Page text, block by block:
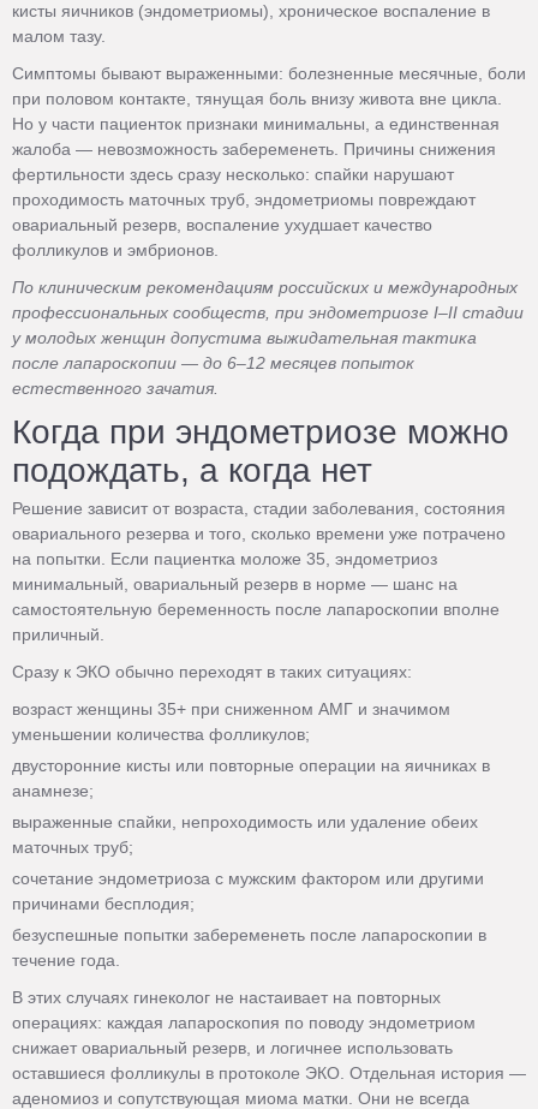
кисты яичников (эндометриомы), хроническое воспаление в
малом тазу.
Симптомы бывают выраженными: болезненные месячные, боли
при половом контакте, тянущая боль внизу живота вне цикла.
Но у части пациенток признаки минимальны, а единственная
жалоба — невозможность забеременеть. Причины снижения
фертильности здесь сразу несколько: спайки нарушают
проходимость маточных труб, эндометриомы повреждают
овариальный резерв, воспаление ухудшает качество
фолликулов и эмбрионов.
По клиническим рекомендациям российских и международных
профессиональных сообществ, при эндометриозе I–II стадии
у молодых женщин допустима выжидательная тактика
после лапароскопии — до 6–12 месяцев попыток
естественного зачатия.
Когда при эндометриозе можно
подождать, а когда нет
Решение зависит от возраста, стадии заболевания, состояния
овариального резерва и того, сколько времени уже потрачено
на попытки. Если пациентка моложе 35, эндометриоз
минимальный, овариальный резерв в норме — шанс на
самостоятельную беременность после лапароскопии вполне
приличный.
Сразу к ЭКО обычно переходят в таких ситуациях:
возраст женщины 35+ при сниженном АМГ и значимом
уменьшении количества фолликулов;
двусторонние кисты или повторные операции на яичниках в
анамнезе;
выраженные спайки, непроходимость или удаление обеих
маточных труб;
сочетание эндометриоза с мужским фактором или другими
причинами бесплодия;
безуспешные попытки забеременеть после лапароскопии в
течение года.
В этих случаях гинеколог не настаивает на повторных
операциях: каждая лапароскопия по поводу эндометриом
снижает овариальный резерв, и логичнее использовать
оставшиеся фолликулы в протоколе ЭКО. Отдельная история —
аденомиоз и сопутствующая миома матки. Они не всегда